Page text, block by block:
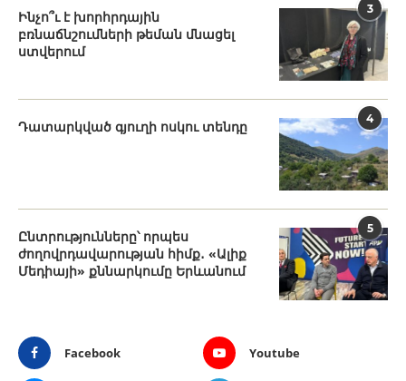
3
Ինչո՞ւ է խորհրդային
բռնաճնշումների թեման մնացել
ստվերում
4
Դատարկված գյուղի ոսկու տենդը
5
Ընտրությունները՝ որպես
ժողովրդավարության հիմք․ «Ալիք
Մեդիայի» քննարկումը Երևանում
Facebook Youtube